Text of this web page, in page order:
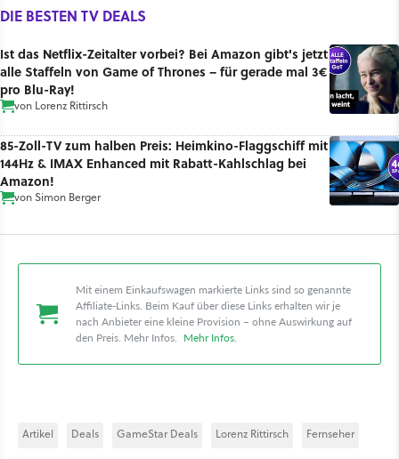
DIE BESTEN TV DEALS
Ist das Netflix-Zeitalter vorbei? Bei Amazon gibt's jetzt
alle Staffeln von Game of Thrones – für gerade mal 3€
pro Blu-Ray!
von Lorenz Rittirsch
85-Zoll-TV zum halben Preis: Heimkino-Flaggschiff mit
144Hz & IMAX Enhanced mit Rabatt-Kahlschlag bei
Amazon!
vonSimon Berger
Mit einem Einkaufswagen markierte Links sind so genannte
Affiliate-Links. Beim Kauf über diese Links erhalten wir je
nach Anbieter eine kleine Provision – ohne Auswirkung auf
den Preis. Mehr Infos. Mehr Infos.
Artikel Deals GameStar Deals Lorenz Rittirsch Fernseher